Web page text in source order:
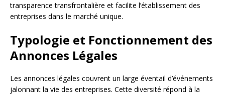
transparence transfrontalière et facilite l’établissement des
entreprises dans le marché unique.
Typologie et Fonctionnement des
Annonces Légales
Les annonces légales couvrent un large éventail d’événements
jalonnant la vie des entreprises. Cette diversité répond à la